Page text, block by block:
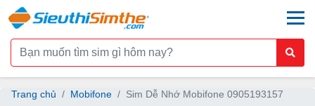
Trang chủ Mobifone Sim Dễ Nhớ Mobifone 0905193157